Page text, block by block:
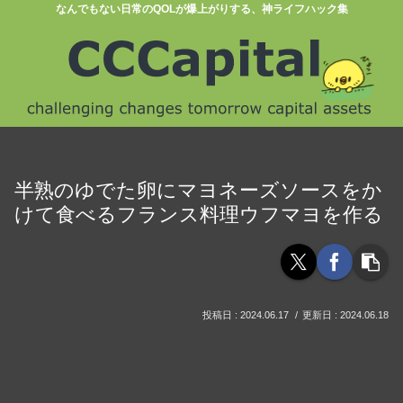
なんでもない日常のQOLが爆上がりする、神ライフハック集
半熟のゆでた卵にマヨネーズソースをか
けて食べるフランス料理ウフマヨを作る
2024.06.17 2024.06.18